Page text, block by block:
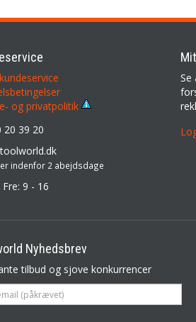
og privatpolitik
20 39 20
indenfor 2 abejdsdage
9 - 16
Se
Nyhedsbrev
tilbud og sjove konkurrencer